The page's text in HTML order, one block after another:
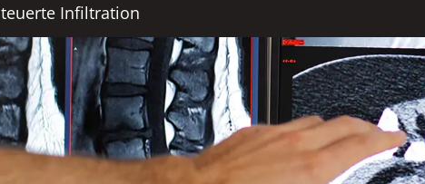
Infiltration